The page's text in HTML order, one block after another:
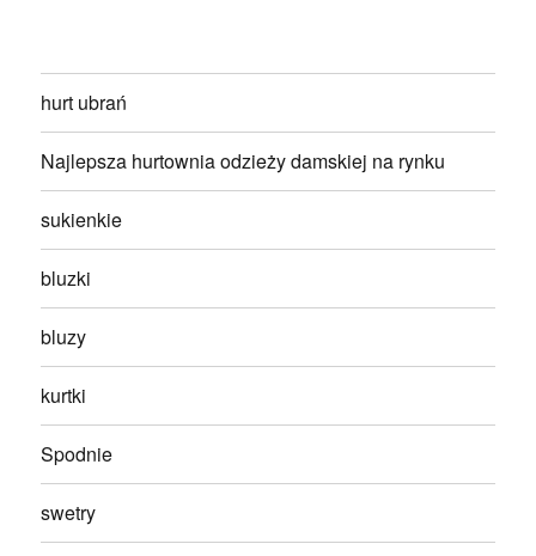
hurt ubrań
Najlepsza hurtownia odzieży damskiej na rynku
sukienkie
bluzki
bluzy
kurtki
Spodnie
swetry